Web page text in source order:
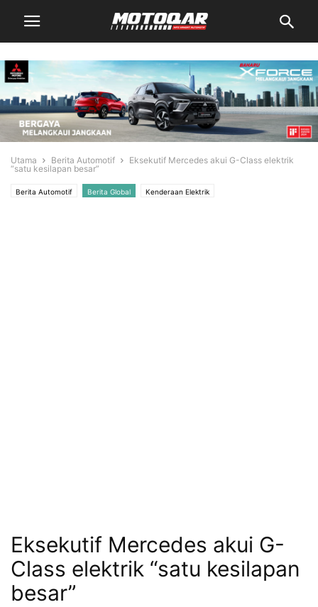
Utama Berita Automotif
Eksekutif Mercedes akui G-Class elektrik
“satu kesilapan besar”
Berita Automotif Berita Global Kenderaan Elektrik
Eksekutif Mercedes akui G-
Class elektrik “satu kesilapan
besar”